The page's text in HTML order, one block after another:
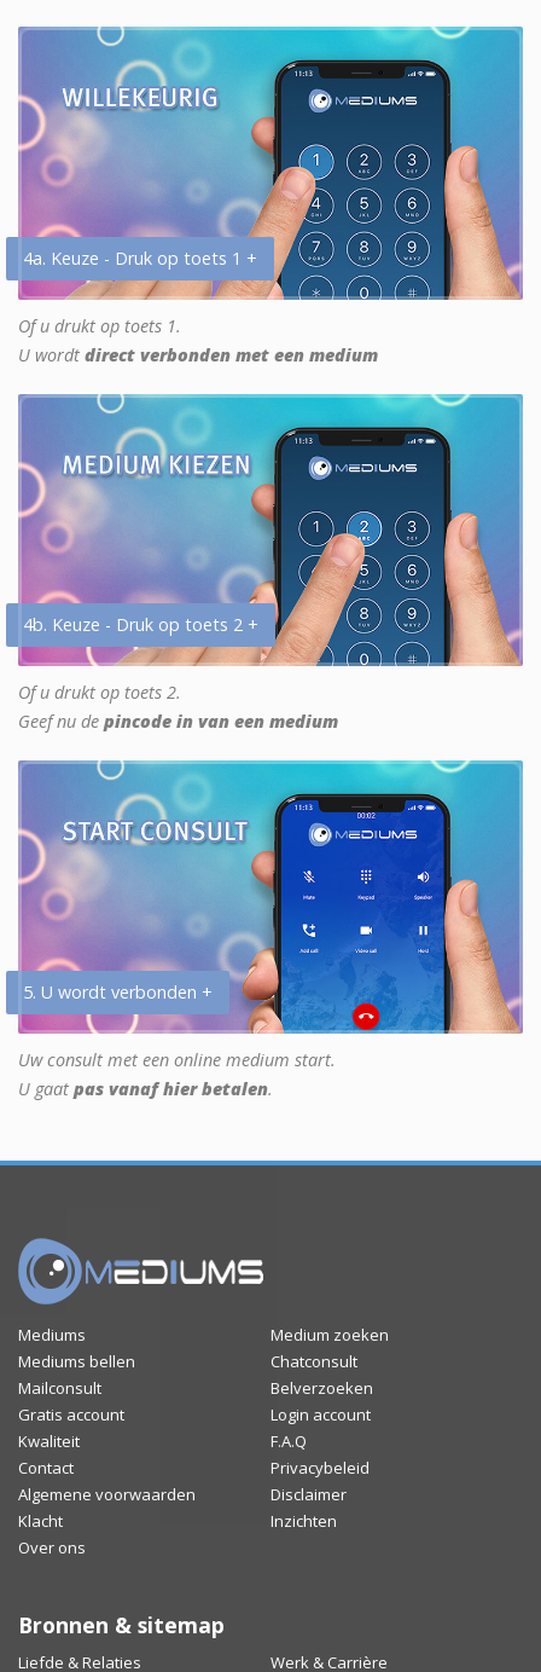
4a. Keuze - Druk op toets 1 +
Of u drukt op toets 1.
U wordt direct verbonden met een medium
4b. Keuze - Druk op toets 2 +
Of u drukt op toets 2.
Geef nu de pincode in van een medium
5. U wordt verbonden +
Uw consult met een online medium start.
U gaat pas vanaf hier betalen.
Mediums
Medium zoeken
Mediums bellen
Chatconsult
Mailconsult
Belverzoeken
Gratis account
Login account
Kwaliteit
F.A.Q
Contact
Privacybeleid
Algemene voorwaarden
Disclaimer
Klacht
Inzichten
Over ons
Bronnen & sitemap
Liefde & Relaties Werk & Carrière